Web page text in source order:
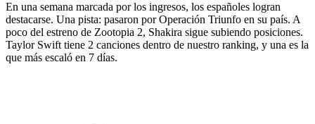
En una semana marcada por los ingresos, los españoles logran
destacarse. Una pista: pasaron por Operación Triunfo en su país. A
poco del estreno de Zootopia 2, Shakira sigue subiendo posiciones.
Taylor Swift tiene 2 canciones dentro de nuestro ranking, y una es la
que más escaló en 7 días.